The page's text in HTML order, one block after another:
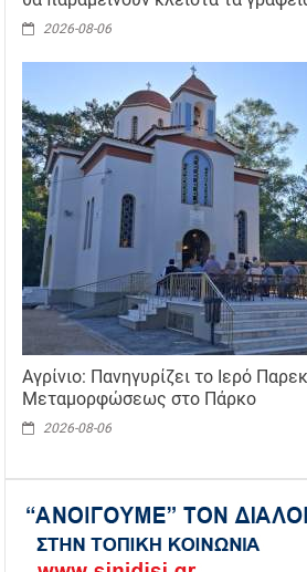
2026-08-06
Αγρίνιο: Πανηγυρίζει το Ιερό
Μεταμορφώσεως στο Πάρκο
2026-08-06